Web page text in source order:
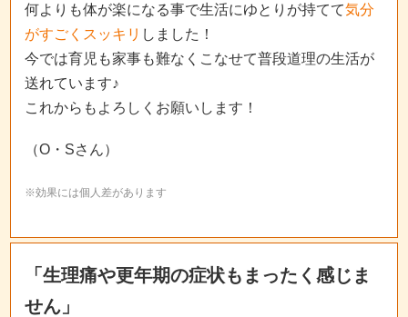
何よりも体が楽になる事で生活にゆとりが持てて気分
がすごくスッキリ しました！
今では育児も家事も難なくこなせて普段道理の生活が
送れています♪
これからもよろしくお願いします！
（O・Sさん）
※効果には個人差があります
「生理痛や更年期の症状もまったく感じま
せん」